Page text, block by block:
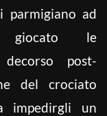
parmigiano ad
giocato le
post-
del crociato
impedirgli un